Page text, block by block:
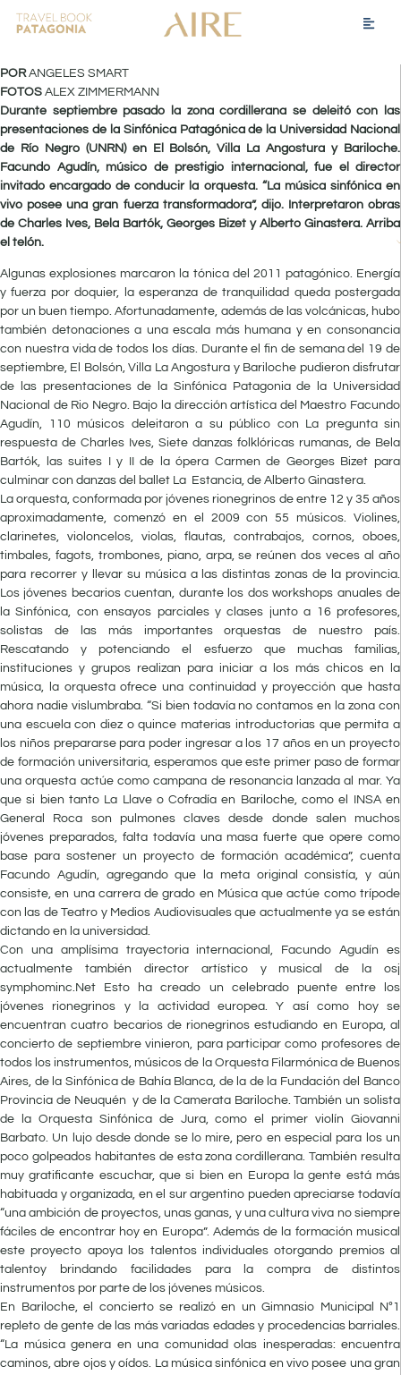
PORANGELES SMART
FOTOS ALEX ZIMMERMANN
Durante septiembre pasado la zona cordillerana se deleitó con las
presentaciones de la Sinfónica Patagónica de la Universidad Nacional
de Río Negro (UNRN) en El Bolsón, Villa La Angostura y Bariloche.
Facundo Agudín, músico de prestigio internacional, fue el director
invitado encargado de conducir la orquesta. “La música sinfónica en
vivo posee una gran fuerza transformadora”, dijo. Interpretaron obras
de Charles Ives, Bela Bartók, Georges Bizet y Alberto Ginastera. Arriba
el telón.
Algunas explosiones marcaron la tónica del 2011 patagónico. Energía
y fuerza por doquier, la esperanza de tranquilidad queda postergada
por un buen tiempo. Afortunadamente, además de las volcánicas, hubo
también detonaciones a una escala más humana y en consonancia
con nuestra vida de todos los días. Durante el fin de semana del 19 de
septiembre, El Bolsón, Villa La Angostura y Bariloche pudieron disfrutar
de las presentaciones de la Sinfónica Patagonia de la Universidad
Nacional de Rio Negro. Bajo la dirección artística del Maestro Facundo
Agudín, 110 músicos deleitaron a su público con La pregunta sin
respuesta de Charles Ives, Siete danzas folklóricas rumanas, de Bela
Bartók, las suites I y II de la ópera Carmen de Georges Bizet para
culminar con danzas del ballet La Estancia, de Alberto Ginastera.
La orquesta, conformada por jóvenes rionegrinos de entre 12 y 35 años
aproximadamente, comenzó en el 2009 con 55 músicos. Violines,
clarinetes, violoncelos, violas, flautas, contrabajos, cornos, oboes,
timbales, fagots, trombones, piano, arpa, se reúnen dos veces al año
para recorrer y llevar su música a las distintas zonas de la provincia.
Los jóvenes becarios cuentan, durante los dos workshops anuales de
la Sinfónica, con ensayos parciales y clases junto a 16 profesores,
solistas de las más importantes orquestas de nuestro país.
Rescatando y potenciando el esfuerzo que muchas familias,
instituciones y grupos realizan para iniciar a los más chicos en la
música, la orquesta ofrece una continuidad y proyección que hasta
ahora nadie vislumbraba. “Si bien todavía no contamos en la zona con
una escuela con diez o quince materias introductorias que permita a
los niños prepararse para poder ingresar a los 17 años en un proyecto
de formación universitaria, esperamos que este primer paso de formar
una orquesta actúe como campana de resonancia lanzada al mar. Ya
que si bien tanto La Llave o Cofradía en Bariloche, como el INSA en
General Roca son pulmones claves desde donde salen muchos
jóvenes preparados, falta todavía una masa fuerte que opere como
base para sostener un proyecto de formación académica”, cuenta
Facundo Agudín, agregando que la meta original consistía, y aún
consiste, en una carrera de grado en Música que actúe como trípode
con las de Teatro y Medios Audiovisuales que actualmente ya se están
dictando en la universidad.
Con una amplísima trayectoria internacional, Facundo Agudín es
actualmente también director artístico y musical de la osj
symphominc.Net Esto ha creado un celebrado puente entre los
jóvenes rionegrinos y la actividad europea. Y así como hoy se
encuentran cuatro becarios de rionegrinos estudiando en Europa, al
concierto de septiembre vinieron, para participar como profesores de
todos los instrumentos, músicos de la Orquesta Filarmónica de Buenos
Aires, de la Sinfónica de Bahía Blanca, de la de la Fundación del Banco
Provincia de Neuquén y de la Camerata Bariloche. También un solista
de la Orquesta Sinfónica de Jura, como el primer violín Giovanni
Barbato. Un lujo desde donde se lo mire, pero en especial para los un
poco golpeados habitantes de esta zona cordillerana. También resulta
muy gratificante escuchar, que si bien en Europa la gente está más
habituada y organizada, en el sur argentino pueden apreciarse todavía
“una ambición de proyectos, unas ganas, y una cultura viva no siempre
fáciles de encontrar hoy en Europa”. Además de la formación musical
este proyecto apoya los talentos individuales otorgando premios al
talentoy brindando facilidades para la compra de distintos
instrumentos por parte de los jóvenes músicos.
En Bariloche, el concierto se realizó en un Gimnasio Municipal Nº1
repleto de gente de las más variadas edades y procedencias barriales.
“La música genera en una comunidad olas inesperadas: encuentra
caminos, abre ojos y oídos. La música sinfónica en vivo posee una gran